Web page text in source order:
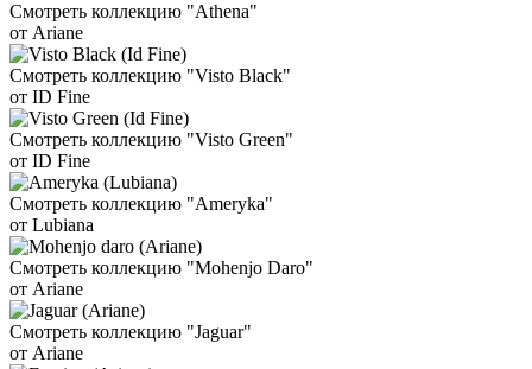
Смотреть коллекцию "Athena"
от Ariane
Смотреть коллекцию "Visto Black"
от ID Fine
Смотреть коллекцию "Visto Green"
от ID Fine
Смотреть коллекцию "Ameryka"
от Lubiana
Смотреть коллекцию "Mohenjo Daro"
от Ariane
Смотреть коллекцию "Jaguar"
от Ariane